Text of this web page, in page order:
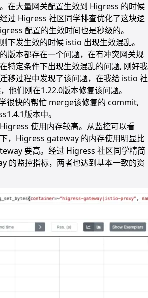
在大量网关配置生效到 Higress 的时候
过 Higress 社区同学排查优化了这块逻
配置的生效时间也是秒级的。
下发生效的时候 istio 出现生效混乱。
版本都存在一个问题，在有冲突网关规
特定条件下出现生效混乱的问题, 刚好我
移过程中发现了该问题，在我给 istio 社
他们刚在1.22.0版本修复该问题。
很快的帮忙 merge该修复的 commit,
版本中。
使用内存较高。从监控可以看
，Higress gateway 的内存使用明显比
要高。经过 Higress 社区同学精简
的监控指标，两者也达到基本一致的资